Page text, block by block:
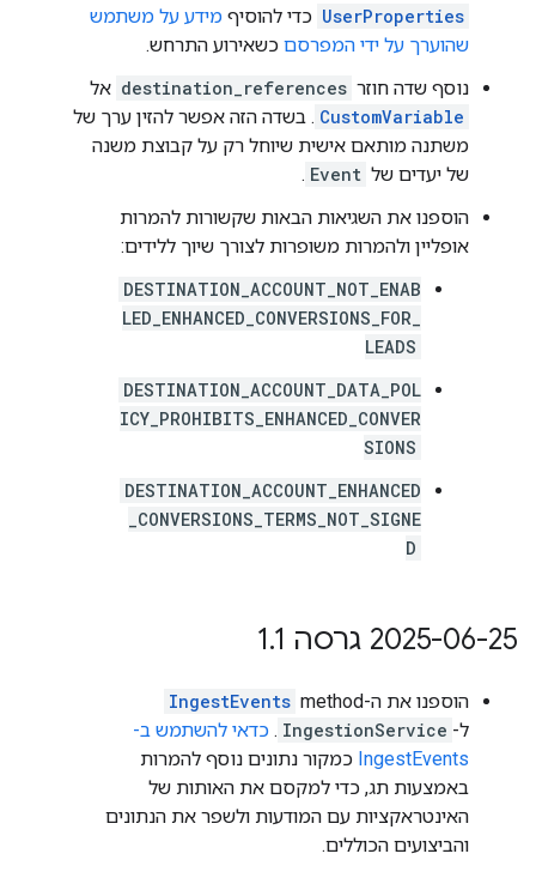
UserProperties כדי להוסיף מידע על משתמש
שהוערך על ידי המפרסם כשאירוע התרחש.
נוסף שדה חוזר destination_references אל
CustomVariable . בשדה הזה אפשר להזין ערך של
משתנה מותאם אישית שיוחל רק על קבוצת משנה
של יעדים של Event
.
הוספנו את השגיאות הבאות שקשורות להמרות
אופליין ולהמרות משופרות לצורך שיוך ללידים:
DESTINATION_ACCOUNT_NOT_ENAB
LED_ENHANCED_CONVERSIONS_FOR_
LEADS
DESTINATION_ACCOUNT_DATA_POL
ICY_PROHIBITS_ENHANCED_CONVER
SIONS
DESTINATION_ACCOUNT_ENHANCED
_CONVERSIONS_TERMS_NOT_SIGNE
D
‫2025-06-25 גרסה 1 .1
הוספנו את ה-method‏
IngestEvents
ל- IngestionService
. כדאי להשתמש ב-
IngestEvents כמקור נתונים נוסף להמרות
באמצעות תג, כדי למקסם את האותות של
האינטראקציות עם המודעות ולשפר את הנתונים
והביצועים הכוללים.